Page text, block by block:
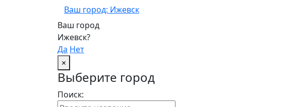
Ваш город: Ижевск
Ваш город
Ижевск?
Да Нет
×
Выберите город
Поиск: